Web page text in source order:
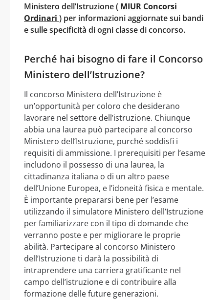
Ministero dell’Istruzione ( MIUR Concorsi
Ordinari ) per informazioni aggiornate sui bandi
e sulle specificità di ogni classe di concorso.
Perché hai bisogno di fare il Concorso
Ministero dell’Istruzione?
Il concorso Ministero dell’Istruzione è
un’opportunità per coloro che desiderano
lavorare nel settore dell’istruzione. Chiunque
abbia una laurea può partecipare al concorso
Ministero dell’Istruzione, purché soddisfi i
requisiti di ammissione. I prerequisiti per l’esame
includono il possesso di una laurea, la
cittadinanza italiana o di un altro paese
dell’Unione Europea, e l’idoneità fisica e mentale.
È importante prepararsi bene per l’esame
utilizzando il simulatore Ministero dell’Istruzione
per familiarizzare con il tipo di domande che
verranno poste e per migliorare le proprie
abilità. Partecipare al concorso Ministero
dell’Istruzione ti darà la possibilità di
intraprendere una carriera gratificante nel
campo dell’istruzione e di contribuire alla
formazione delle future generazioni.